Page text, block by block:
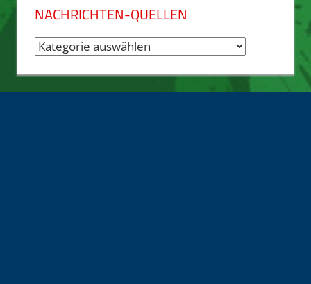
NACHRICHTEN-QUELLEN
Nachrichten-